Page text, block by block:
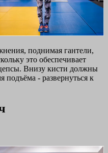
поднимая гантели,
это обеспечивает
Внизу кисти должны
подъёма - развернуться к